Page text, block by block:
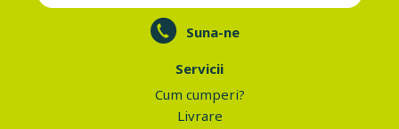
Suna-ne
Servicii
Cum cumperi?
Livrare